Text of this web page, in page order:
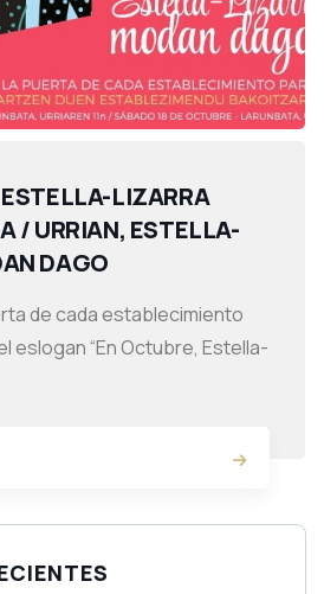
LIZARRA
/ URRIAN, ESTELLA-
DAGO
de cada establecimiento
eslogan “En Octubre, Estella-